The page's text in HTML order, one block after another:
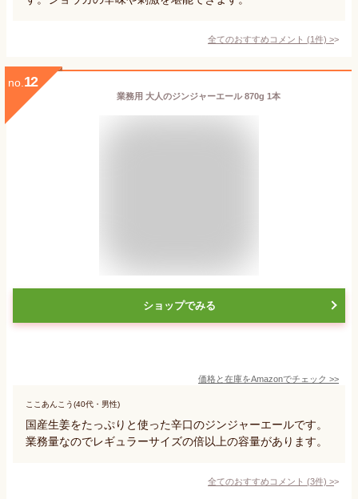
全てのおすすめコメント (1件) >
no. 12
業務用 大人のジンジャーエール 870g 1本
ショップでみる
価格と在庫をAmazonでチェック >>
ここあんこう(40代・男性)
国産生姜をたっぷりと使った辛口のジンジャーエールです。
業務量なのでレギュラーサイズの倍以上の容量があります。
全てのおすすめコメント (3件) >